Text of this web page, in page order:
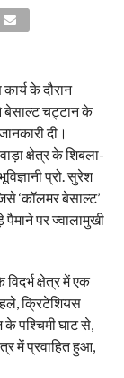
के दौरान
बेसाल्ट चट्टान के
दी।
क्षेत्र के शिबला-
प्रो. सुरेश
‘कॉलमर बेसाल्ट’
पैमाने पर ज्वालामुखी
क्षेत्र में एक
क्रिटेशियस
पश्चिमी घाट से,
में प्रवाहित हुआ,